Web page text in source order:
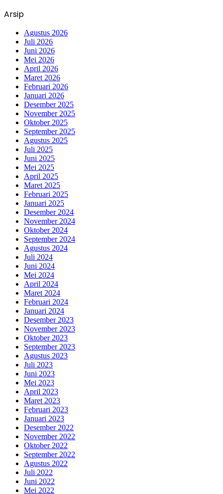
Arsip
Agustus 2026
Juli 2026
Juni 2026
Mei 2026
April 2026
Maret 2026
Februari 2026
Januari 2026
Desember 2025
November 2025
Oktober 2025
September 2025
Agustus 2025
Juli 2025
Juni 2025
Mei 2025
April 2025
Maret 2025
Februari 2025
Januari 2025
Desember 2024
November 2024
Oktober 2024
September 2024
Agustus 2024
Juli 2024
Juni 2024
Mei 2024
April 2024
Maret 2024
Februari 2024
Januari 2024
Desember 2023
November 2023
Oktober 2023
September 2023
Agustus 2023
Juli 2023
Juni 2023
Mei 2023
April 2023
Maret 2023
Februari 2023
Januari 2023
Desember 2022
November 2022
Oktober 2022
September 2022
Agustus 2022
Juli 2022
Juni 2022
Mei 2022